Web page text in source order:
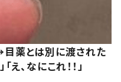
薬とは別に渡された
、なにこれ！！」